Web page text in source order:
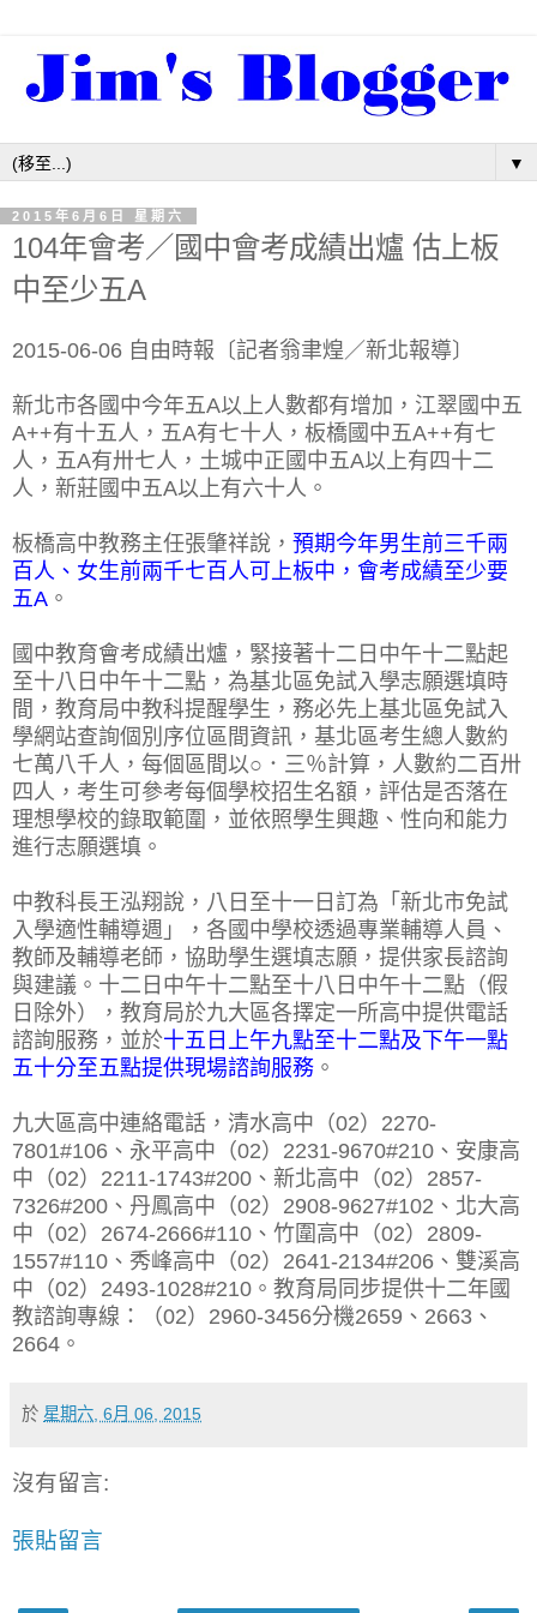
▼
2015年6月6日 星期六
104年會考／國中會考成績出爐 估上板
中至少五A
2015-06-06 自由時報〔記者翁聿煌／新北報導〕
新北市各國中今年五A以上人數都有增加，江翠國中五
A++有十五人，五A有七十人，板橋國中五A++有七
人，五A有卅七人，土城中正國中五A以上有四十二
人，新莊國中五A以上有六十人。
板橋高中教務主任張肇祥說， 預期今年男生前三千兩
百人、女生前兩千七百人可上板中，會考成績至少要
五A 。
國中教育會考成績出爐，緊接著十二日中午十二點起
至十八日中午十二點，為基北區免試入學志願選填時
間，教育局中教科提醒學生，務必先上基北區免試入
學網站查詢個別序位區間資訊，基北區考生總人數約
七萬八千人，每個區間以○．三％計算，人數約二百卅
四人，考生可參考每個學校招生名額，評估是否落在
理想學校的錄取範圍，並依照學生興趣、性向和能力
進行志願選填。
中教科長王泓翔說，八日至十一日訂為「新北市免試
入學適性輔導週」，各國中學校透過專業輔導人員、
教師及輔導老師，協助學生選填志願，提供家長諮詢
與建議。十二日中午十二點至十八日中午十二點（假
日除外），教育局於九大區各擇定一所高中提供電話
諮詢服務，並於十五日上午九點至十二點及下午一點
五十分至五點提供現場諮詢服務 。
九大區高中連絡電話，清水高中（02）2270-
7801#106、永平高中（02）2231-9670#210、安康高
中（02）2211-1743#200、新北高中（02）2857-
7326#200、丹鳳高中（02）2908-9627#102、北大高
中（02）2674-2666#110、竹圍高中（02）2809-
1557#110、秀峰高中（02）2641-2134#206、雙溪高
中（02）2493-1028#210。教育局同步提供十二年國
教諮詢專線：（02）2960-3456分機2659、2663、
2664。
於 星期六, 6月 06, 2015
沒有留言:
張貼留言